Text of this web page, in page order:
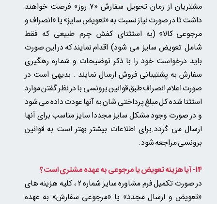
مشتریان از زمان تحویل سفارش «۷ روز» فرصت خواهند
داشت تا در صورت نیاز نسبت به «تعویض سایز» یا «انصراف و
مرجوعی کالا» (به استثنای کفش چرم طبیعی که فقط
شامل تعویض سایز می شود) اقدام نمایند که در این صورت
باید درخواست خود را با ذکر توضیحات و شماره رهگیری
سفارش به پشتیبانی فروش ارسال نمایند . بدیهی است در
صورت اعلام انصراف طبق قوانین برونسی با در نظر گفتن موارد
استثنا شده کل مبلغ پرداختی شان به آنها عودت داده می شود
و در صورت وجود مشکل سایز مجددا سایز مناسب برای آنها
ارسال می گردد.برای اطلاعات بیشتر بهتر است به قوانین
برونسی مراجعه شود.
14- آیا هزینه تعویض یا مرجوعی به عهده مشتری است؟
در صورت تکمیل فرم مشاوره سایز شماره 2 ، کلیه هزینه های
«تعویض و ارسال مجدد» یا «مرجوعی سفارش» به عهده